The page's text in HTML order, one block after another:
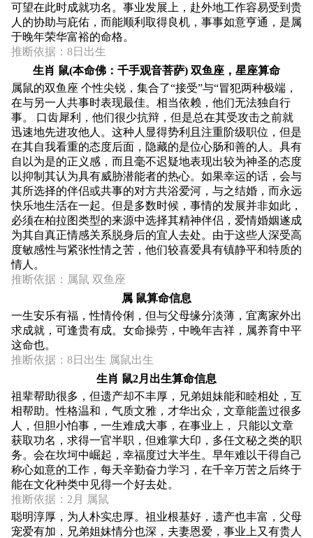
可望在此时成就功名。事业发展上，赴外地工作容易受到贵
人的协助与庇佑，而能顺利取得良机，事事如意亨通，是属
于晚年荣华富裕的命格。
推断依据：8日出生
生肖 鼠(本命佛：千手观音菩萨) 双鱼座，星座算命
属鼠的双鱼座 个性尖锐，集合了“接受”与“冒犯两种极端，
在与另一人共事时表现最佳。相当依赖，他们无法独自行
事。 口齿犀利，他们很少抗辩，但是总在其受攻击之前就
迅速地先进攻他人。这种人显得势利且注重阶级职位，但是
在其自我看重的态度后面，隐藏的是位心肠和善的人。具有
自以为是的正义感，而且毫不迟疑地表现出较为神圣的态度
以抑制其认为具有威胁潜能者的热心。如果幸运的话，会与
其所选择的伴侣或共事的对方共浴爱河，与之结婚，而永远
快乐地生活在一起。但是多数时候，事情的发展并非如此，
必须在柏拉图类型的来源中选择其精神伴侣，爱情婚姻遂成
为其自真正情感关系脱身后的宜人去处。由于这些人深受高
度敏感性与紧张性情之苦，他们较喜爱具有镇静平和特质的
情人。
推断依据：属鼠 双鱼座
属 鼠算命信息
一生安乐有福，性情伶俐，但与父母缘分淡薄，宜离家外出
求成就，可逢贵有成。女命操劳，中晚年吉祥，属养育中平
这命也。
推断依据：8日出生 属鼠出生
生肖 鼠2月出生算命信息
祖辈帮助很多，但遗产却不丰厚，兄弟姐妹能和睦相处，互
相帮助。性格温和，气质文雅，才华出众，文章能盖过很多
人，但胆小怕事，一生难成大事，在事业上， 只能以文章
获取功名，求得一官半职，但难掌大印，多任文秘之类的职
务。会在坎坷中崛起，幸福度过大半生。早年难以干得自己
称心如意的工作，每天辛勤奋力学习，在千辛万苦之后终于
能在文化种类中见得一个好去处。
推断依据：2月 属鼠
聪明淳厚，为人朴实忠厚。祖业根基好，遗产也丰富，父母
宠爱有加，兄弟姐妹情分也深，夫妻恩爱，事业上又有贵人